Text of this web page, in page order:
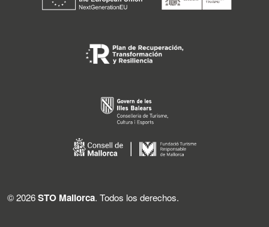
© 2026STO Mallorca. Todos los derechos.